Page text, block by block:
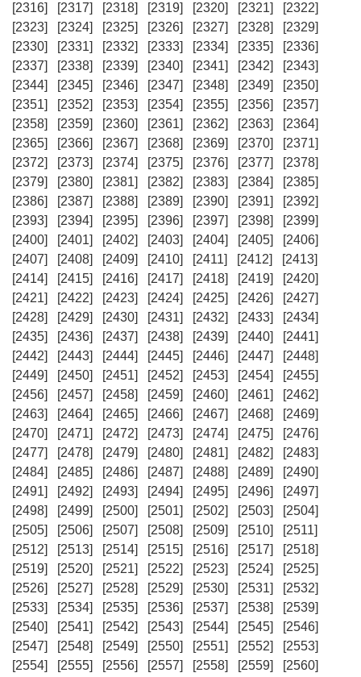
[2316]
[2317] [2318] [2319] [2320] [2321]
[2322]
[2323]
[2324] [2325] [2326] [2327] [2328]
[2329]
[2330]
[2331] [2332] [2333] [2334] [2335]
[2336]
[2337]
[2338] [2339] [2340] [2341] [2342]
[2343]
[2344]
[2345] [2346] [2347] [2348] [2349]
[2350]
[2351]
[2352] [2353] [2354] [2355] [2356]
[2357]
[2358]
[2359] [2360] [2361] [2362] [2363]
[2364]
[2365]
[2366] [2367] [2368] [2369] [2370]
[2371]
[2372]
[2373] [2374] [2375] [2376] [2377]
[2378]
[2379]
[2380] [2381] [2382] [2383] [2384]
[2385]
[2386]
[2387] [2388] [2389] [2390] [2391]
[2392]
[2393]
[2394] [2395] [2396] [2397] [2398]
[2399]
[2400]
[2401] [2402] [2403] [2404] [2405]
[2406]
[2407]
[2408] [2409] [2410] [2411] [2412]
[2413]
[2414]
[2415] [2416] [2417] [2418] [2419]
[2420]
[2421]
[2422] [2423] [2424] [2425] [2426]
[2427]
[2428]
[2429] [2430] [2431] [2432] [2433]
[2434]
[2435]
[2436] [2437] [2438] [2439] [2440]
[2441]
[2442]
[2443] [2444] [2445] [2446] [2447]
[2448]
[2449]
[2450] [2451] [2452] [2453] [2454]
[2455]
[2456]
[2457] [2458] [2459] [2460] [2461]
[2462]
[2463]
[2464] [2465] [2466] [2467] [2468]
[2469]
[2470]
[2471] [2472] [2473] [2474] [2475]
[2476]
[2477]
[2478] [2479] [2480] [2481] [2482]
[2483]
[2484]
[2485] [2486] [2487] [2488] [2489]
[2490]
[2491]
[2492] [2493] [2494] [2495] [2496]
[2497]
[2498]
[2499] [2500] [2501] [2502] [2503]
[2504]
[2505]
[2506] [2507] [2508] [2509] [2510]
[2511]
[2512]
[2513] [2514] [2515] [2516] [2517]
[2518]
[2519]
[2520] [2521] [2522] [2523] [2524]
[2525]
[2526]
[2527] [2528] [2529] [2530] [2531]
[2532]
[2533]
[2534] [2535] [2536] [2537] [2538]
[2539]
[2540]
[2541] [2542] [2543] [2544] [2545]
[2546]
[2547]
[2548] [2549] [2550] [2551] [2552]
[2553]
[2554]
[2555] [2556] [2557] [2558] [2559]
[2560]